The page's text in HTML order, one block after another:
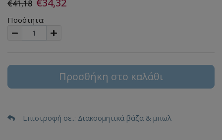
€41,18 €34,32
Ποσότητα:
Προσθήκη στο καλάθι
Επιστροφή σε..: Διακοσμητικά βάζα & μπωλ